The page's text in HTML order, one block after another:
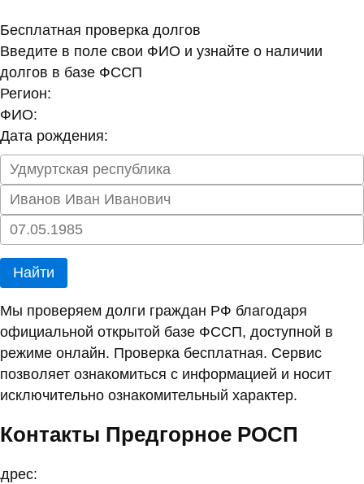
Бесплатная проверка долгов
Введите в поле свои ФИО и узнайте о наличии
долгов в базе ФССП
Регион:
ФИО:
Дата рождения:
Найти
Мы проверяем долги граждан РФ благодаря
официальной открытой базе ФССП, доступной в
режиме онлайн. Проверка бесплатная. Сервис
позволяет ознакомиться с информацией и носит
исключительно ознакомительный характер.
Контакты Предгорное РОСП